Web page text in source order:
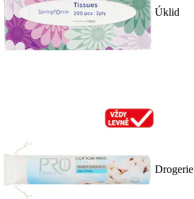
Úklid
Drogerie